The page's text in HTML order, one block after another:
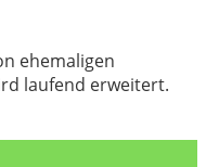
ehemaligen
laufend erweitert.